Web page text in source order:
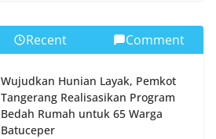
Recent Comment
Wujudkan Hunian Layak, Pemkot
Tangerang Realisasikan Program
Bedah Rumah untuk 65 Warga
Batuceper